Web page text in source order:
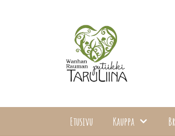
Etusivu Kauppa